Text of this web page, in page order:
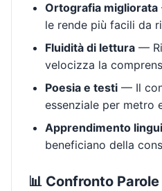
Ortografia migliorata
le rende più facili da
Fluidità di lettura —
velocizza la
Poesia e testi — Il
essenziale per metro
Apprendimento
beneficiano della
📊 Confronto